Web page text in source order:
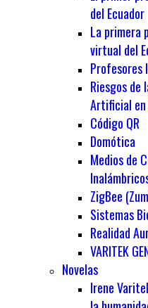
del Ecuador
La primera
virtual del
Profesores
Riesgos de
Artificial en
Código QR
Domótica
Medios de
ZigBee
Sistemas
Realidad
VARITEK
Novelas
Irene